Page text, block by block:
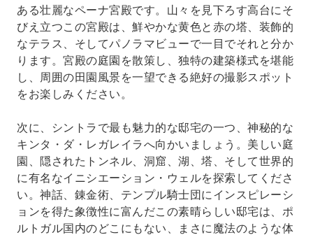
ある壮麗なペーナ宮殿です。山々を見下ろす高台にそ
びえ立つこの宮殿は、鮮やかな黄色と赤の塔、装飾的
なテラス、そしてパノラマビューで一目でそれと分か
ります。宮殿の庭園を散策し、独特の建築様式を堪能
し、周囲の田園風景を一望できる絶好の撮影スポット
をお楽しみください。
次に、シントラで最も魅力的な邸宅の一つ、神秘的な
キンタ・ダ・レガレイラへ向かいましょう。美しい庭
園、隠されたトンネル、洞窟、湖、塔、そして世界的
に有名なイニシエーション・ウェルを探索してくださ
い。神話、錬金術、テンプル騎士団にインスピレーシ
ョンを得た象徴性に富んだこの素晴らしい邸宅は、ポ
ルトガル国内のどこにもない、まさに魔法のような体